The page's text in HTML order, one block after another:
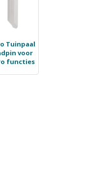
Tuinpaal
voor
functies